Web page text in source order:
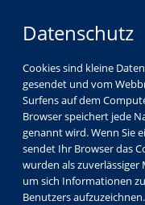
Datenschutz
Cookies sind kleine
gesendet und vom
Surfens auf dem
Browser speichert jede
genannt wird. Wenn Sie
sendet Ihr Browser das
wurden als
um sich Informationen
Benutzers